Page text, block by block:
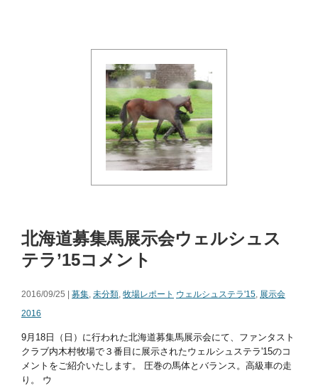
北海道募集馬展示会ウェルシュス
テラ’15コメント
2016/09/25 | 募集, 未分類, 牧場レポート ウェルシュステラ'15, 展示会
2016
9月18日（日）に行われた北海道募集馬展示会にて、ファンタスト
クラブ内木村牧場で３番目に展示されたウェルシュステラ'15のコ
メントをご紹介いたします。 圧巻の馬体とバランス。高級車の走
り。 ウ